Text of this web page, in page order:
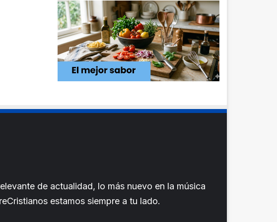
de actualidad, lo más nuevo en la música
estamos siempre a tu lado.